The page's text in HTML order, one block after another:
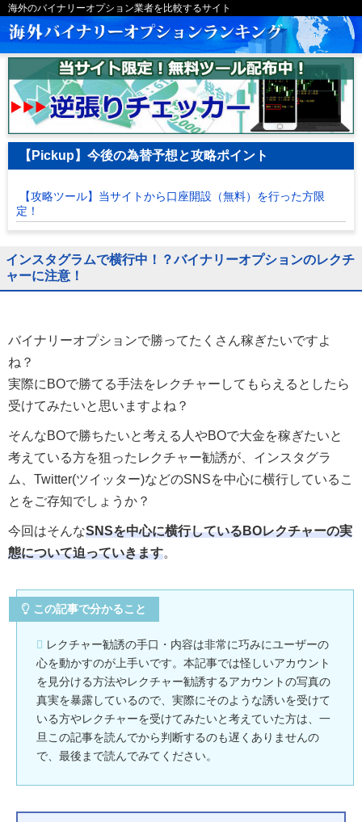
海外のバイナリーオプション業者を比較するサイト
【Pickup】今後の為替予想と攻略ポイント
【攻略ツール】当サイトから口座開設（無料）を行った方限
定！
インスタグラムで横行中！？バイナリーオプションのレクチ
ャーに注意！
バイナリーオプションで勝ってたくさん稼ぎたいですよ
ね？
実際にBOで勝てる手法をレクチャーしてもらえるとしたら
受けてみたいと思いますよね？
そんなBOで勝ちたいと考える人やBOで大金を稼ぎたいと
考えている方を狙ったレクチャー勧誘が、インスタグラ
ム、Twitter(ツイッター)などのSNSを中心に横行しているこ
とをご存知でしょうか？
今回はそんなSNSを中心に横行しているBOレクチャーの実
態について迫っていきます。
この記事で分かること
レクチャー勧誘の手口・内容は非常に巧みにユーザーの
心を動かすのが上手いです。本記事では怪しいアカウント
を見分ける方法やレクチャー勧誘するアカウントの写真の
真実を暴露しているので、実際にそのような誘いを受けて
いる方やレクチャーを受けてみたいと考えていた方は、一
旦この記事を読んでから判断するのも遅くありませんの
で、最後まで読んでみてください。